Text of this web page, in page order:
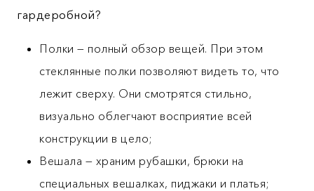
гардеробной?
Полки — полный обзор вещей. При этом
стеклянные полки позволяют видеть то, что
лежит сверху. Они смотрятся стильно,
визуально облегчают восприятие всей
конструкции в цело;
Вешала — храним рубашки, брюки на
специальных вешалках, пиджаки и платья;